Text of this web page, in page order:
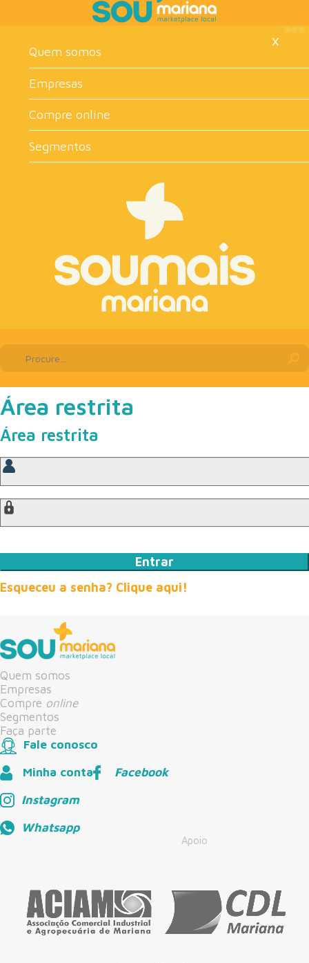
×
Quem somos
Empresas
Compre online
Segmentos
Área restrita
Área restrita
Esqueceu a senha? Clique aqui!
Quem somos
Empresas
Compre online
Segmentos
Faça parte
Fale conosco
Minha conta
Facebook
Instagram
Whatsapp
Apoio